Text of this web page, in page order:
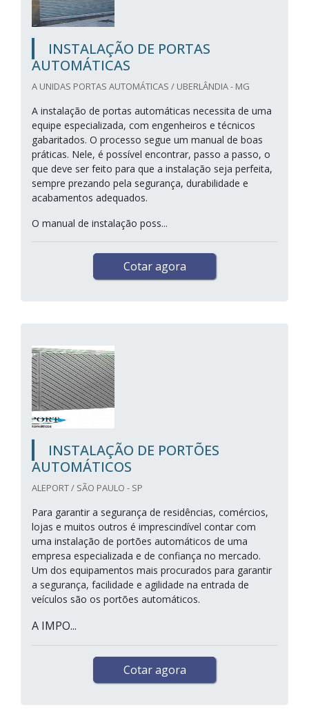
INSTALAÇÃO DE PORTAS
AUTOMÁTICAS
A UNIDAS PORTAS AUTOMÁTICAS / UBERLÂNDIA - MG
A instalação de portas automáticas necessita de uma
equipe especializada, com engenheiros e técnicos
gabaritados. O processo segue um manual de boas
práticas. Nele, é possível encontrar, passo a passo, o
que deve ser feito para que a instalação seja perfeita,
sempre prezando pela segurança, durabilidade e
acabamentos adequados.
O manual de instalação poss...
Cotar agora
INSTALAÇÃO DE PORTÕES
AUTOMÁTICOS
ALEPORT / SÃO PAULO - SP
Para garantir a segurança de residências, comércios,
lojas e muitos outros é imprescindível contar com
uma instalação de portões automáticos de uma
empresa especializada e de confiança no mercado.
Um dos equipamentos mais procurados para garantir
a segurança, facilidade e agilidade na entrada de
veículos são os portões automáticos.
A IMPO...
Cotar agora